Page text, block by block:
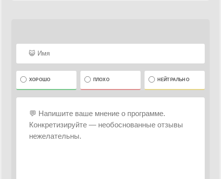
ХОРОШО ПЛОХО НЕЙТРАЛЬНО